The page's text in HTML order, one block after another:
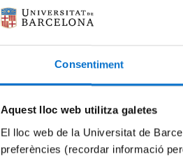
Consentiment
Aquest lloc web utilitza galetes
El lloc web de la Universitat de
preferències (recordar informació